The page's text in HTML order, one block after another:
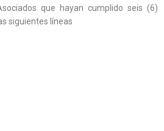
que hayan cumplido seis (6)
siguientes líneas